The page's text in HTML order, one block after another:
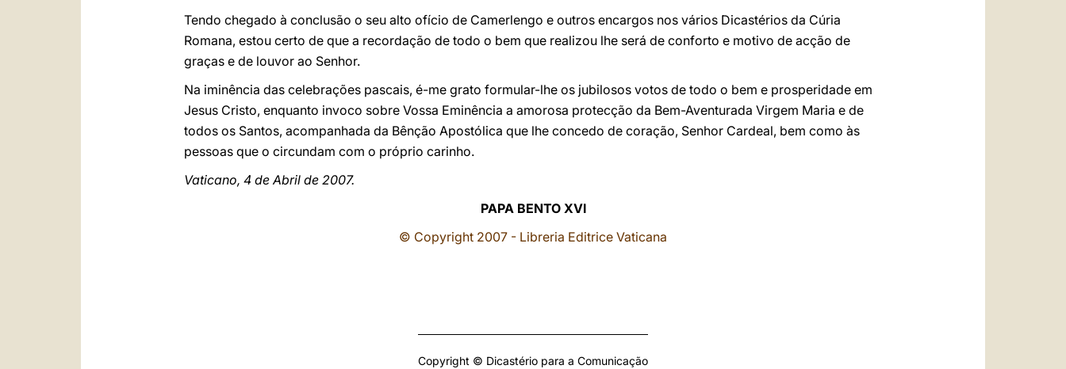
Tendo chegado à conclusão o seu alto ofício de Camerlengo e outros encargos nos vários Dicastérios da Cúria
Romana, estou certo de que a recordação de todo o bem que realizou lhe será de conforto e motivo de acção de
graças e de louvor ao Senhor.
Na iminência das celebrações pascais, é-me grato formular-lhe os jubilosos votos de todo o bem e prosperidade em
Jesus Cristo, enquanto invoco sobre Vossa Eminência a amorosa protecção da Bem-Aventurada Virgem Maria e de
todos os Santos, acompanhada da Bênção Apostólica que lhe concedo de coração, Senhor Cardeal, bem como às
pessoas que o circundam com o próprio carinho.
Vaticano, 4 de Abril de 2007.
PAPA BENTO XVI
© Copyright 2007 - Libreria Editrice Vaticana
Copyright © Dicastério para a Comunicação